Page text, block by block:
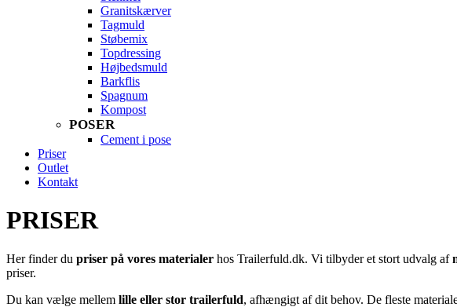
Granitskærver
Tagmuld
Støbemix
Topdressing
Højbedsmuld
Barkflis
Spagnum
Kompost
POSER
Cement i pose
Priser
Outlet
Kontakt
PRISER
Her finder du priser på vores materialer hos Trailerfuld.dk. Vi tilbyder et stort udvalg af
priser.
Du kan vælge mellem lille eller stor trailerfuld, afhængigt af dit behov. De fleste